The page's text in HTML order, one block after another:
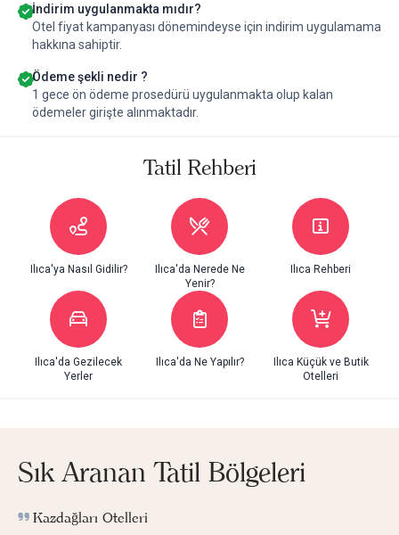
İndirim uygulanmakta mıdır?
Otel fiyat kampanyası dönemindeyse için indirim uygulamama
hakkına sahiptir.
Ödeme şekli nedir ?
1 gece ön ödeme prosedürü uygulanmakta olup kalan
ödemeler girişte alınmaktadır.
Tatil Rehberi
Ilıca'ya Nasıl Gidilir?
Ilıca'da Nerede Ne
Yenir?
Ilıca Rehberi
Ilıca'da Gezilecek
Yerler
Ilıca'da Ne Yapılır?
Ilıca Küçük ve Butik
Otelleri
Sık Aranan Tatil Bölgeleri
Kazdağları Otelleri